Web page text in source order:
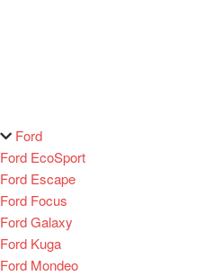
Ford
Ford EcoSport
Ford Escape
Ford Focus
Ford Galaxy
Ford Kuga
Ford Mondeo